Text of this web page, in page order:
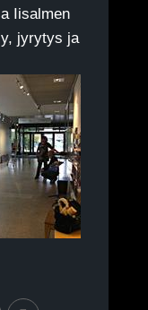
Iisalmen
jyrytys ja